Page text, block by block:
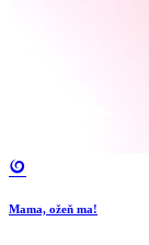
Mama, ožeň ma!